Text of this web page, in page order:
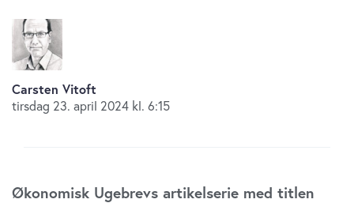
Carsten Vitoft
tirsdag 23. april 2024 kl. 6:15
Økonomisk Ugebrevs artikelserie med titlen